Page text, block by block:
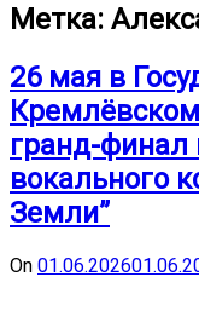
Метка:
26 мая в
гранд-финал
вокального
Земли”
On 01.06.2026